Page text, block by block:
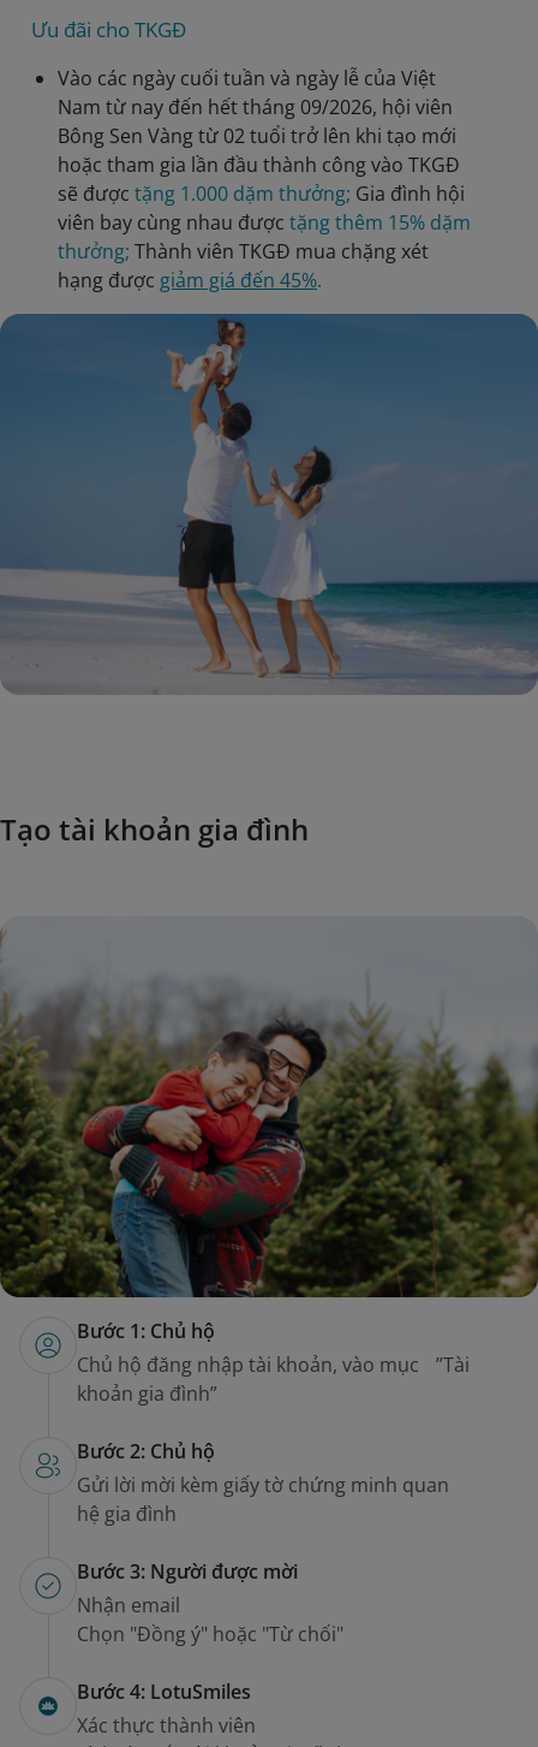
Ưu đãi cho TKGĐ
Vào các ngày cuối tuần và ngày lễ của Việt
Nam từ nay đến hết tháng 09/2026, hội viên
Bông Sen Vàng từ 02 tuổi trở lên khi tạo mới
hoặc tham gia lần đầu thành công vào TKGĐ
sẽ được tặng 1.000 dặm thưởng; Gia đình hội
viên bay cùng nhau được tặng thêm 15% dặm
thưởng; Thành viên TKGĐ mua chặng xét
hạng được giảm giá đến 45%.
Tạo tài khoản gia đình
Bước 1: Chủ hộ
Chủ hộ đăng nhập tài khoản, vào mục ”Tài
khoản gia đình”
Bước 2: Chủ hộ
Gửi lời mời kèm giấy tờ chứng minh quan
hệ gia đình
Bước 3: Người được mời
Nhận email
Chọn "Đồng ý" hoặc "Từ chối"
Bước 4: LotuSmiles
Xác thực thành viên